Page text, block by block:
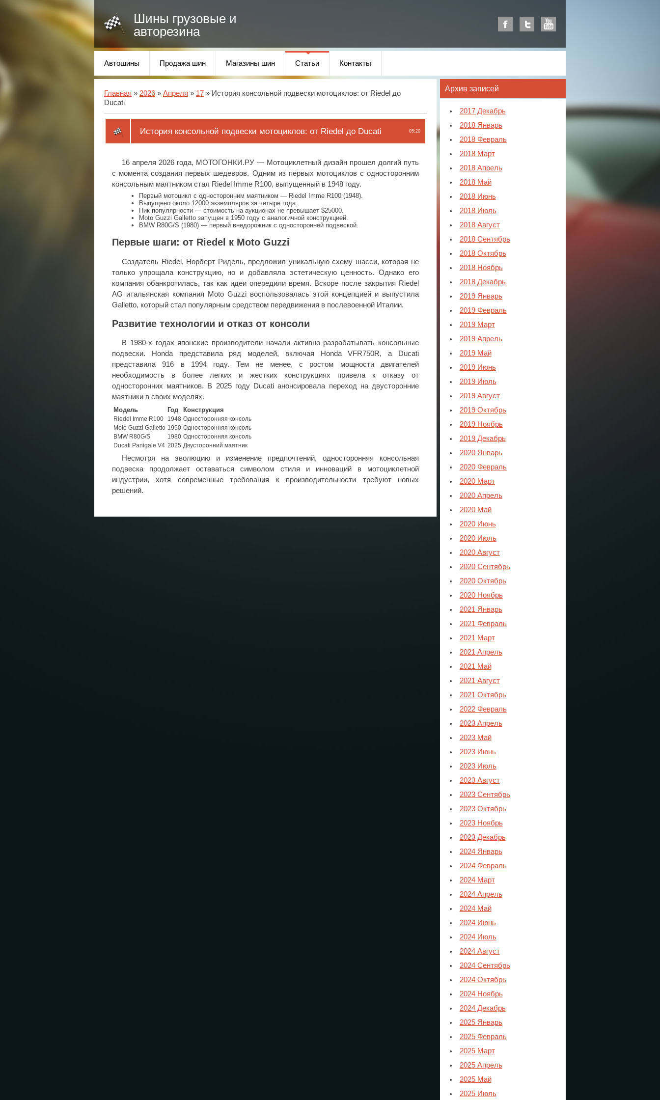
Шины грузовые и
авторезина
Автошины Продажа шин Магазины шин Статьи Контакты
Главная » 2026 » Апреля » 17 » История консольной подвески мотоциклов: от Riedel до
Ducati
05:20
История консольной подвески мотоциклов: от Riedel до Ducati
16 апреля 2026 года, МОТОГОНКИ.РУ — Мотоциклетный дизайн прошел долгий путь
с момента создания первых шедевров. Одним из первых мотоциклов с односторонним
консольным маятником стал Riedel Imme R100, выпущенный в 1948 году.
Первый мотоцикл с односторонним маятником — Riedel Imme R100 (1948).
Выпущено около 12000 экземпляров за четыре года.
Пик популярности — стоимость на аукционах не превышает $25000.
Moto Guzzi Galletto запущен в 1950 году с аналогичной конструкцией.
BMW R80G/S (1980) — первый внедорожник с односторонней подвеской.
Первые шаги: от Riedel к Moto Guzzi
Создатель Riedel, Норберт Ридель, предложил уникальную схему шасси, которая не
только упрощала конструкцию, но и добавляла эстетическую ценность. Однако его
компания обанкротилась, так как идеи опередили время. Вскоре после закрытия Riedel
AG итальянская компания Moto Guzzi воспользовалась этой концепцией и выпустила
Galletto, который стал популярным средством передвижения в послевоенной Италии.
Развитие технологии и отказ от консоли
В 1980-х годах японские производители начали активно разрабатывать консольные
подвески. Honda представила ряд моделей, включая Honda VFR750R, а Ducati
представила 916 в 1994 году. Тем не менее, с ростом мощности двигателей
необходимость в более легких и жестких конструкциях привела к отказу от
односторонних маятников. В 2025 году Ducati анонсировала переход на двусторонние
маятники в своих моделях.
Модель Год Конструкция
Riedel Imme R100 1948 Односторонняя консоль
Moto Guzzi Galletto 1950 Односторонняя консоль
BMW R80G/S
1980 Односторонняя консоль
Ducati Panigale V4 2025 Двусторонний маятник
Несмотря на эволюцию и изменение предпочтений, односторонняя консольная
подвеска продолжает оставаться символом стиля и инноваций в мотоциклетной
индустрии, хотя современные требования к производительности требуют новых
решений.
Архив записей
2017 Декабрь
2018 Январь
2018 Февраль
2018 Март
2018 Апрель
2018 Май
2018 Июнь
2018 Июль
2018 Август
2018 Сентябрь
2018 Октябрь
2018 Ноябрь
2018 Декабрь
2019 Январь
2019 Февраль
2019 Март
2019 Апрель
2019 Май
2019 Июнь
2019 Июль
2019 Август
2019 Октябрь
2019 Ноябрь
2019 Декабрь
2020 Январь
2020 Февраль
2020 Март
2020 Апрель
2020 Май
2020 Июнь
2020 Июль
2020 Август
2020 Сентябрь
2020 Октябрь
2020 Ноябрь
2021 Январь
2021 Февраль
2021 Март
2021 Апрель
2021 Май
2021 Август
2021 Октябрь
2022 Февраль
2023 Апрель
2023 Май
2023 Июнь
2023 Июль
2023 Август
2023 Сентябрь
2023 Октябрь
2023 Ноябрь
2023 Декабрь
2024 Январь
2024 Февраль
2024 Март
2024 Апрель
2024 Май
2024 Июнь
2024 Июль
2024 Август
2024 Сентябрь
2024 Октябрь
2024 Ноябрь
2024 Декабрь
2025 Январь
2025 Февраль
2025 Март
2025 Апрель
2025 Май
2025 Июль